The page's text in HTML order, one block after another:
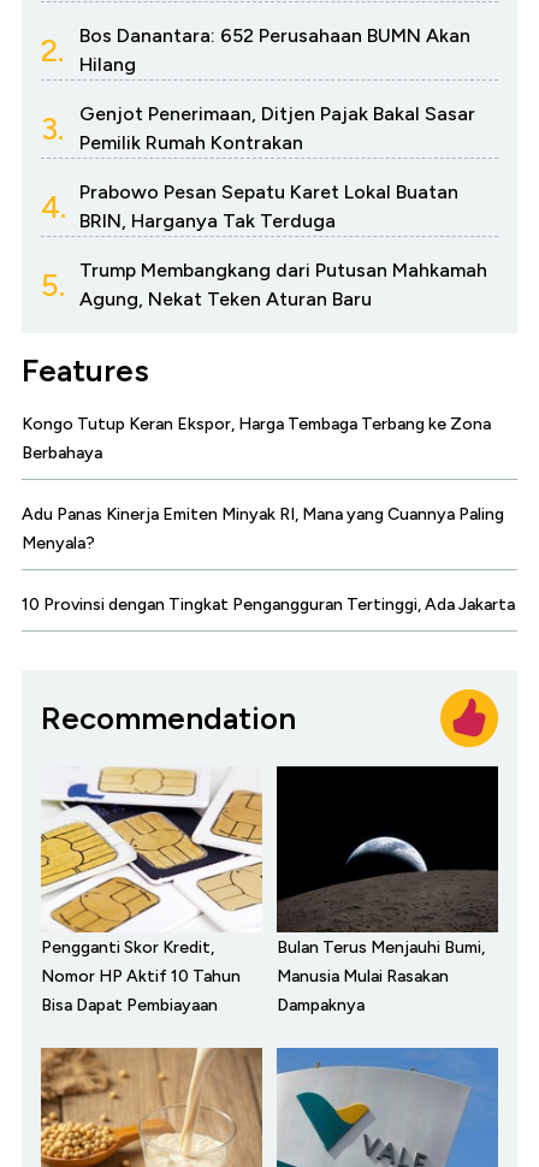
2.
Bos Danantara: 652 Perusahaan BUMN Akan
Hilang
3.
Genjot Penerimaan, Ditjen Pajak Bakal Sasar
Pemilik Rumah Kontrakan
4.
Prabowo Pesan Sepatu Karet Lokal Buatan
BRIN, Harganya Tak Terduga
5.
Trump Membangkang dari Putusan Mahkamah
Agung, Nekat Teken Aturan Baru
Features
Kongo Tutup Keran Ekspor, Harga Tembaga Terbang ke Zona
Berbahaya
Adu Panas Kinerja Emiten Minyak RI, Mana yang Cuannya Paling
Menyala?
10 Provinsi dengan Tingkat Pengangguran Tertinggi, Ada Jakarta
Recommendation
Pengganti Skor Kredit,
Nomor HP Aktif 10 Tahun
Bisa Dapat Pembiayaan
Bulan Terus Menjauhi Bumi,
Manusia Mulai Rasakan
Dampaknya